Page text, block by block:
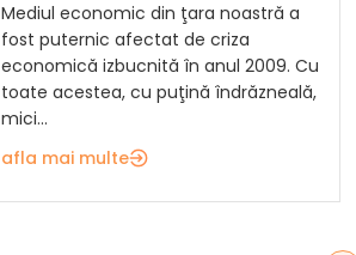
Mediul economic din ţara noastră a
fost puternic afectat de criza
economică izbucnită în anul 2009. Cu
toate acestea, cu puţină îndrăzneală,
mici...
afla mai multe